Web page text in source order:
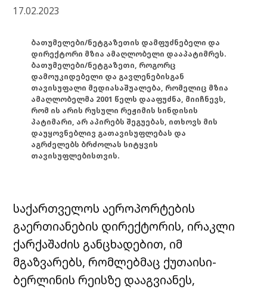
17.02.2023
ბათუმელები/ნეტგაზეთის დამფუძნებელი და
დირექტორი მზია ამაღლობელი დააპატიმრეს.
ბათუმელები/ნეტგაზეთი, როგორც
დამოუკიდებელი და გავლენებისგან
თავისუფალი მედიასაშუალება, რომელიც მზია
ამაღლობელმა 2001 წელს დააფუძნა, მიიჩნევს,
რომ ის არის რუსული რეჟიმის სინდისის
პატიმარი, არ აპირებს შეგუებას, ითხოვს მის
დაუყოვნებლივ გათავისუფლებას და
აგრძელებს ბრძოლას სიტყვის
თავისუფლებისთვის.
საქართველოს აეროპორტების
გაერთიანების დირექტორის, ირაკლი
ქარქაშაძის განცხადებით, იმ
მგაზვარებს, რომლებმაც ქუთაისი-
ბერლინის რეისზე დააგვიანეს,